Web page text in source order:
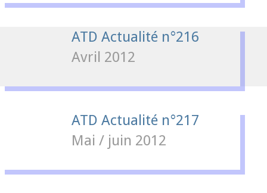
ATD Actualité n°216
Avril 2012
ATD Actualité n°217
Mai / juin 2012